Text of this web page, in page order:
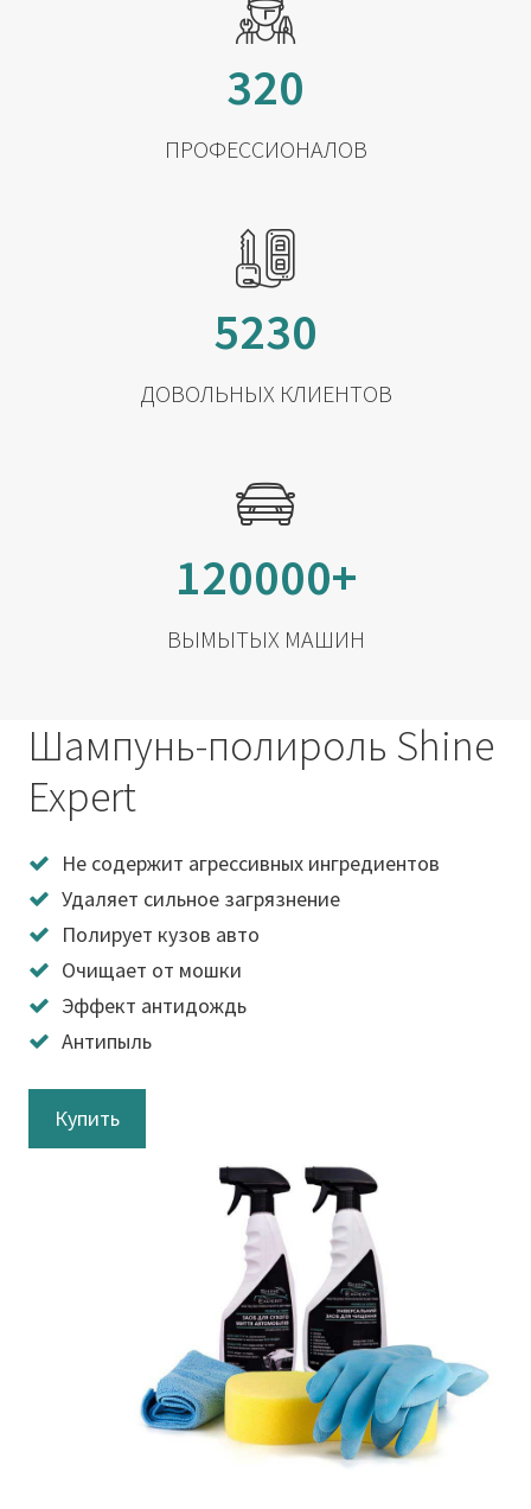
320
ПРОФЕССИОНАЛОВ
5230
ДОВОЛЬНЫХ КЛИЕНТОВ
120000+
ВЫМЫТЫХ МАШИН
Шампунь-полироль Shine
Expert
Не содержит агрессивных ингредиентов
Удаляет сильное загрязнение
Полирует кузов авто
Очищает от мошки
Эффект антидождь
Антипыль
Купить